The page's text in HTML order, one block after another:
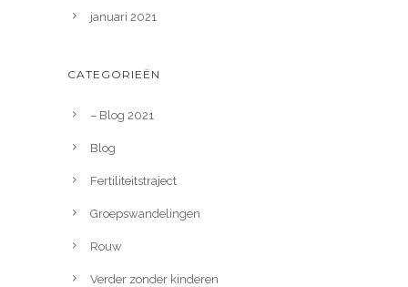
januari 2021
CATEGORIEËN
– Blog 2021
Blog
Fertiliteitstraject
Groepswandelingen
Rouw
Verder zonder kinderen